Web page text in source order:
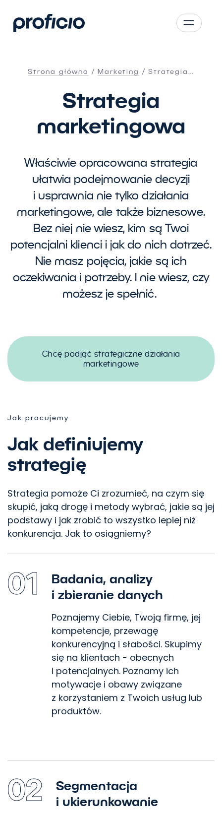
AT
PL
Strona główna Marketing Strategia…
Strategia
marketingowa
Właściwie opracowana strategia
ułatwia podejmowanie decyzji
i usprawnia nie tylko działania
marketingowe, ale także biznesowe.
Bez niej nie wiesz, kim są Twoi
potencjalni klienci i jak do nich dotrzeć.
Nie masz pojęcia, jakie są ich
oczekiwania i potrzeby. I nie wiesz, czy
możesz je spełnić.
Chcę podjąć strategiczne działania
marketingowe
Jak pracujemy
Jak definiujemy
strategię
Strategia pomoże Ci zrozumieć, na czym się
skupić, jaką drogę i metody wybrać, jakie są jej
podstawy i jak zrobić to wszystko lepiej niż
konkurencja. Jak to osiągniemy?
01
Badania, analizy
i zbieranie danych
Poznajemy Ciebie, Twoją firmę, jej
kompetencje, przewagę
konkurencyjną i słabości. Skupimy
się na klientach - obecnych
i potencjalnych. Poznamy ich
motywacje i obawy związane
z korzystaniem z Twoich usług lub
produktów.
02
Segmentacja
i ukierunkowanie